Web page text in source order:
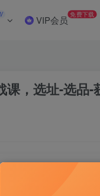
VIP会员 免费下载
，选址-选品-
店闭环玩法，餐饮多平
为付费阅读，请付费后查看